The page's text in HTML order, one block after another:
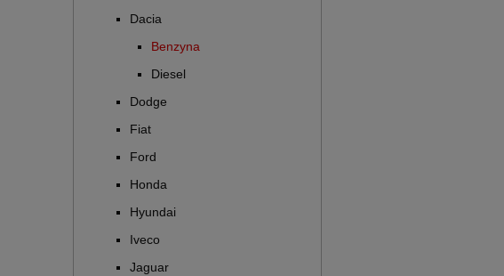
Dacia
Benzyna
Diesel
Dodge
Fiat
Ford
Honda
Hyundai
Iveco
Jaguar